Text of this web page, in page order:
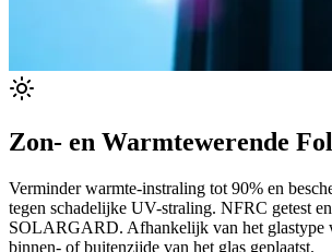
Zon- en Warmtewerende
Verminder warmte-instraling tot 90% en
tegen schadelijke UV-straling. NFRC getest
SOLARGARD. Afhankelijk van het glastype
binnen- of buitenzijde van het glas geplaatst.